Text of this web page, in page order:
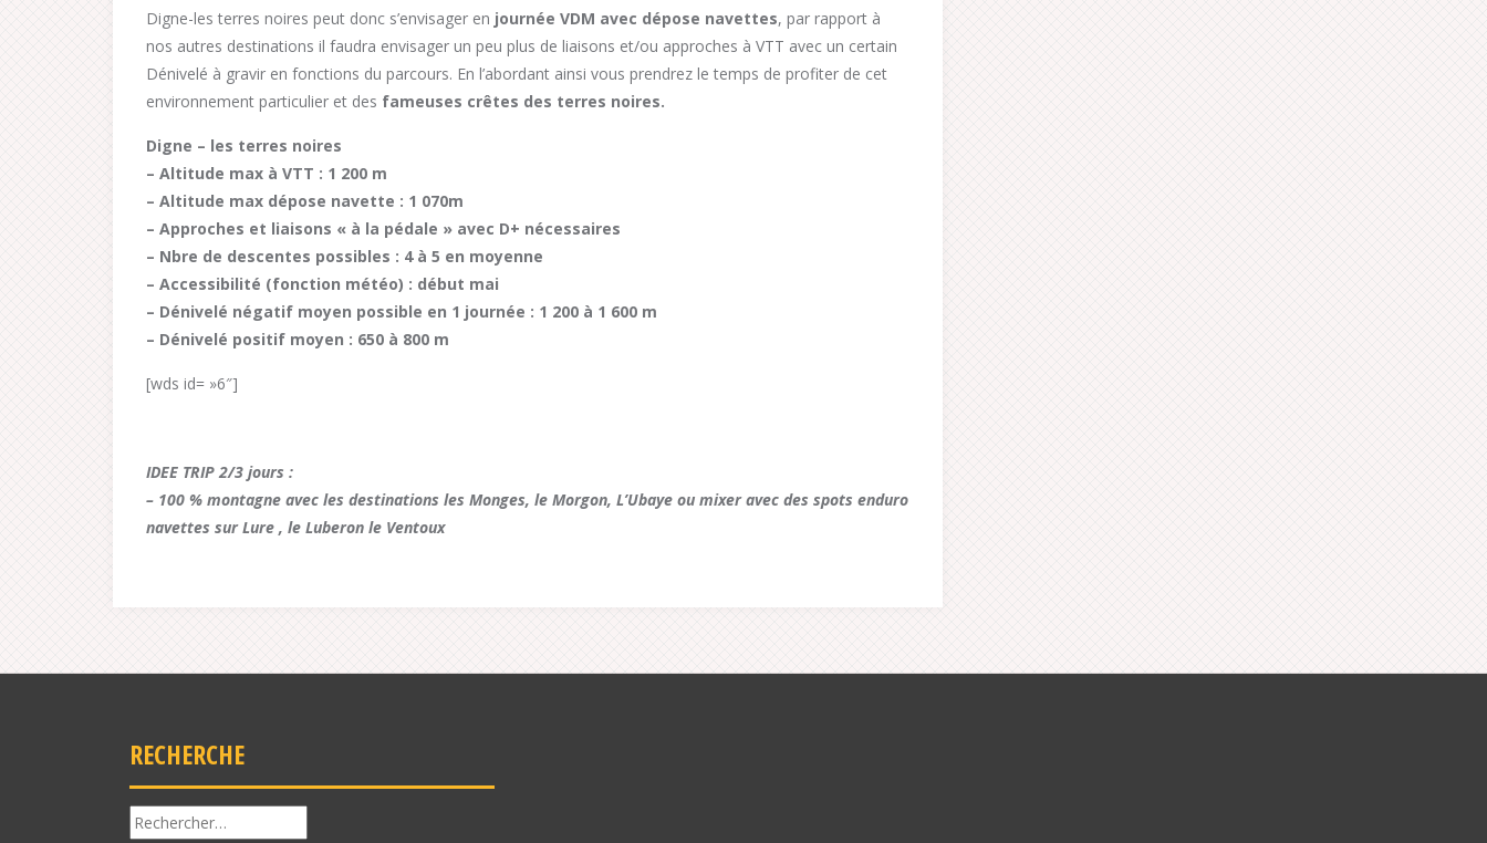
Digne-les terres noires peut donc s’envisager en journée VDM avec dépose navettes, par rapport à
nos autres destinations il faudra envisager un peu plus de liaisons et/ou approches à VTT avec un certain
Dénivelé à gravir en fonctions du parcours. En l’abordant ainsi vous prendrez le temps de profiter de cet
environnement particulier et des fameuses crêtes des terres noires.
Digne – les terres noires
– Altitude max à VTT : 1 200 m
– Altitude max dépose navette : 1 070m
– Approches et liaisons « à la pédale » avec D+ nécessaires
– Nbre de descentes possibles : 4 à 5 en moyenne
– Accessibilité (fonction météo) : début mai
– Dénivelé négatif moyen possible en 1 journée : 1 200 à 1 600 m
– Dénivelé positif moyen : 650 à 800 m
[wds id= »6″]
IDEE TRIP 2/3 jours :
– 100 % montagne avec les destinations les Monges, le Morgon, L’Ubaye ou mixer avec des spots enduro
navettes sur Lure , le Luberon le Ventoux
RECHERCHE
Rechercher :